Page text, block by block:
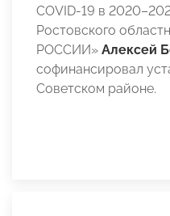
COVID-19 в
Ростовского
РОССИИ» Алексей
софинансировал
Советском районе.